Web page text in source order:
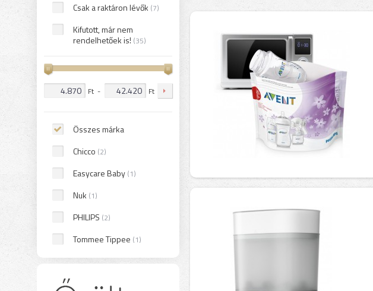
Csak a raktáron lévők (7)
Kifutott, már nem
rendelhetőek is! (35)
Ft - Ft
Összes márka
Chicco (2)
Easycare Baby (1)
Nuk (1)
PHILIPS (2)
Tommee Tippee (1)